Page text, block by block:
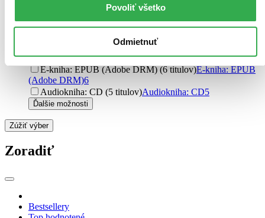
Povoliť všetko
Odmietnuť
E-kniha: EPUB (41 titulov)E-kniha: EPUB41
E-kniha: PDF (34 titulov)E-kniha: PDF
Audiokniha: MP3 (6 titulov)Audiokniha: MP36
E-kniha: EPUB (Adobe DRM) (6 titulov)E-kniha: EPUB
(Adobe DRM)6
Audiokniha: CD (5 titulov)Audiokniha: CD5
Ďalšie možnosti
Zúžiť výber
Zoradiť
Bestsellery